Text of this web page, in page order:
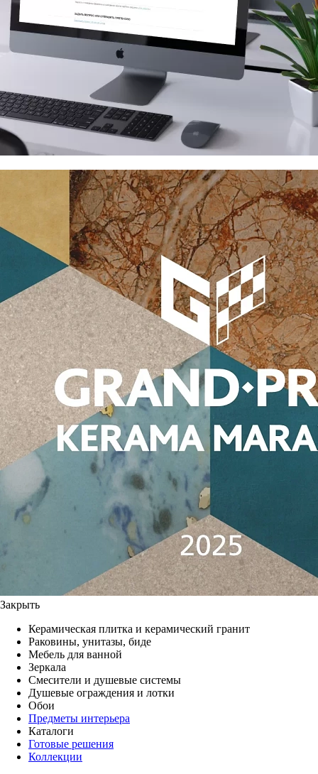
Закрыть
Керамическая плитка и керамический гранит
Раковины, унитазы, биде
Мебель для ванной
Зеркала
Смесители и душевые системы
Душевые ограждения и лотки
Обои
Предметы интерьера
Каталоги
Готовые решения
Коллекции